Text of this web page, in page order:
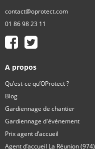
contact@oprotect.com
01 86 98 23 11
A propos
Qu’est-ce qu’OProtect ?
Blog
Gardiennage de chantier
Gardiennage d'événement
Prix agent d’accueil
Agent d’accueil La Réunion (974)